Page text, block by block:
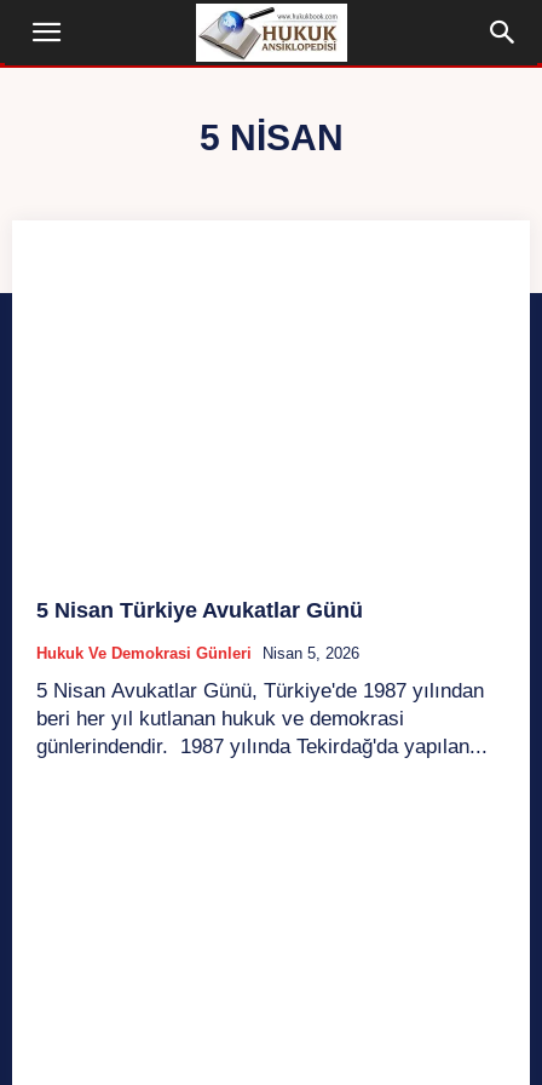
5 NISAN
5 Nisan Türkiye Avukatlar Günü
Hukuk Ve Demokrasi Günleri Nisan 5, 2026
5 Nisan Avukatlar Günü, Türkiye'de 1987 yılından
beri her yıl kutlanan hukuk ve demokrasi
günlerindendir. 1987 yılında Tekirdağ'da yapılan...